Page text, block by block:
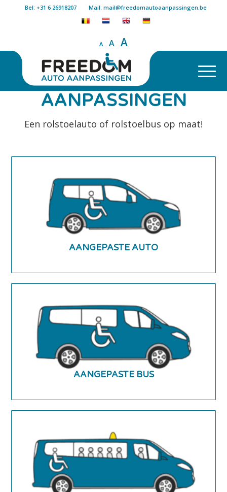
Bel: +31 6 26918207 Mail: mail@freedomautoaanpassingen.be
A A A
AANPASSINGEN
Een rolstoelauto of rolstoelbus op maat!
AANGEPASTE AUTO
AANGEPASTE BUS